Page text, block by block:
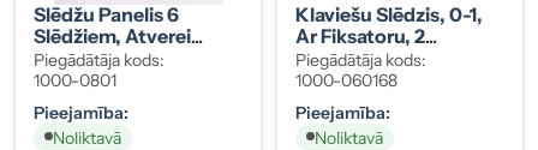
Slēdžu Panelis 6
Slēdžiem, Atverei
156x48 Mm
Piegādātāja kods:
1000-0801
Pieejamība:
Noliktavā
Klaviešu Slēdzis, 0-1,
Ar Fiksatoru, 2
Kontakti, Spilgts
Apgaismojums
Piegādātāja kods:
1000-060168
Pieejamība:
Noliktavā